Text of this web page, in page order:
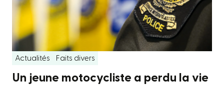
Actualités Faits divers
Un jeune motocycliste a perdu la vie